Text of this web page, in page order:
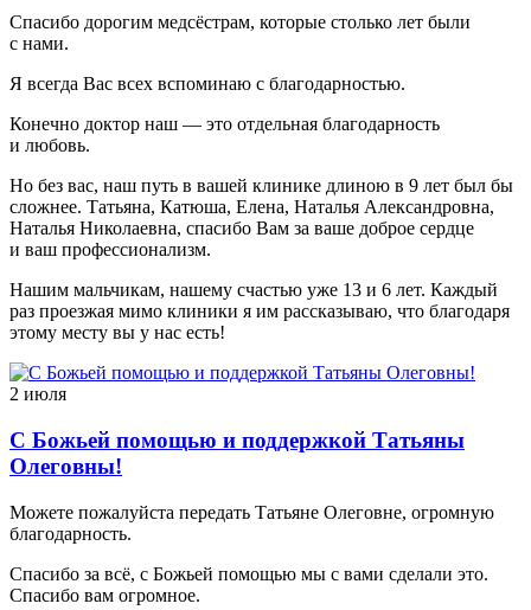
Спасибо дорогим медсёстрам, которые столько лет были
с нами.
Я всегда Вас всех вспоминаю с благодарностью.
Конечно доктор наш — это отдельная благодарность
и любовь.
Но без вас, наш путь в вашей клинике длиною в 9 лет был бы
сложнее. Татьяна, Катюша, Елена, Наталья Александровна,
Наталья Николаевна, спасибо Вам за ваше доброе сердце
и ваш профессионализм.
Нашим мальчикам, нашему счастью уже 13 и 6 лет. Каждый
раз проезжая мимо клиники я им рассказываю, что благодаря
этому месту вы у нас есть!
2 июля
С Божьей помощью и поддержкой Татьяны
Олеговны!
Можете пожалуйста передать Татьяне Олеговне, огромную
благодарность.
Спасибо за всё, с Божьей помощью мы с вами сделали это.
Спасибо вам огромное.